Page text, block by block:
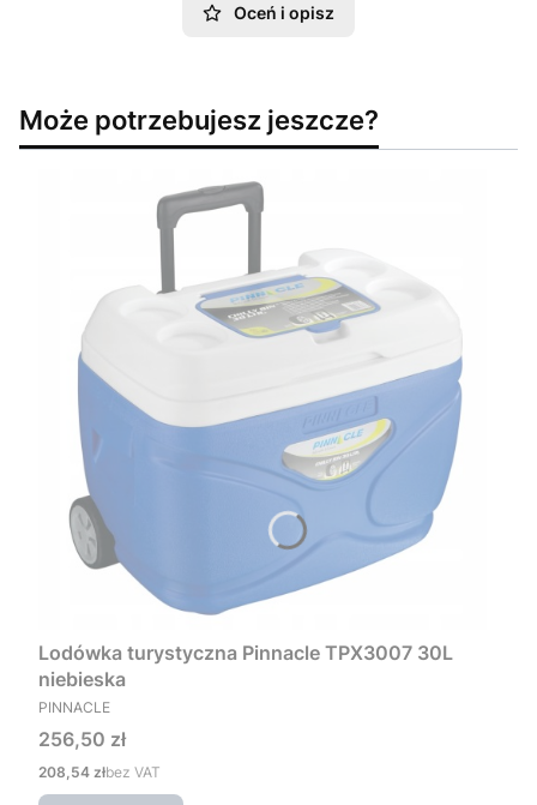
Oceń i opisz
Może potrzebujesz jeszcze?
Lodówka turystyczna Pinnacle TPX3007 30L
niebieska
PRODUCENT
PINNACLE
Cena
256,50 zł
Cena
208,54 złbez VAT